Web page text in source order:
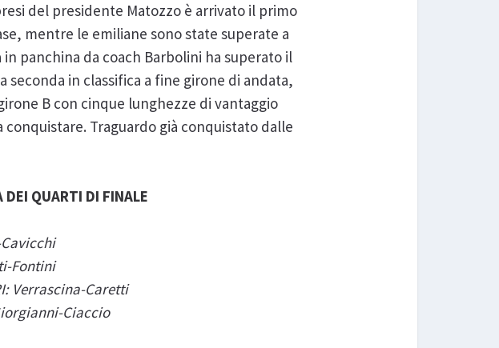
del presidente Matozzo è arrivato il primo
mentre le emiliane sono state superate a
panchina da coach Barbolini ha superato il
in classifica a fine girone di andata,
B con cinque lunghezze di vantaggio
Traguardo già conquistato dalle
DEI QUARTI DI FINALE
Fontini
Verrascina-Caretti
Ciaccio